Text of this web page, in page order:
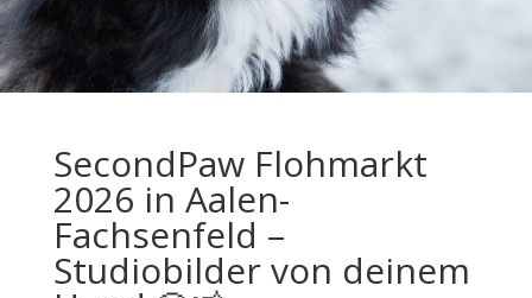
SecondPaw Flohmarkt
2026 in Aalen-
Fachsenfeld –
Studiobilder von deinem